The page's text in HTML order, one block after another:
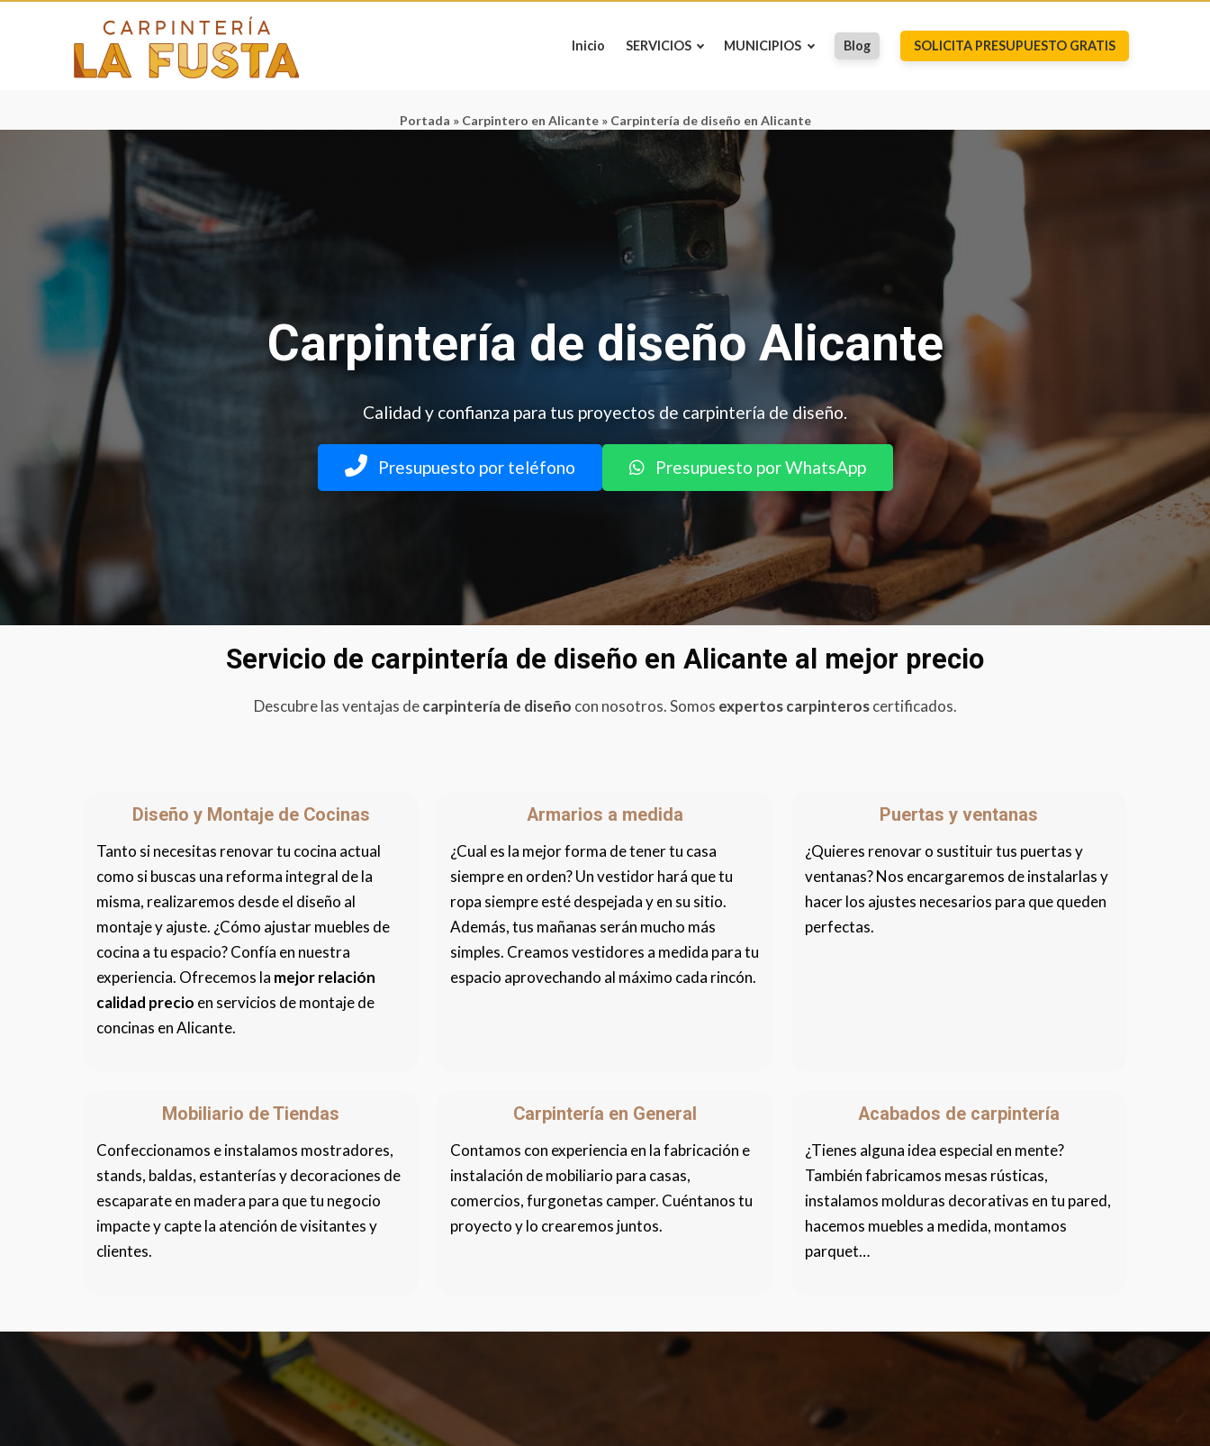
Inicio SERVICIOS MUNICIPIOS Blog SOLICITA PRESUPUESTO GRATIS
Portada » Carpintero en Alicante» Carpintería de diseño en Alicante
Carpintería de diseño Alicante
Calidad y confianza para tus proyectos de carpintería de diseño.
Presupuesto por teléfono Presupuesto por WhatsApp
Servicio de carpintería de diseño en Alicante al mejor precio
Descubre las ventajas decarpintería de diseño con nosotros. Somos expertos carpinteroscertificados.
Diseño y Montaje de Cocinas
Tanto si necesitas renovar tu cocina actual
como si buscas una reforma integral de la
misma, realizaremos desde el diseño al
montaje y ajuste. ¿Cómo ajustar muebles de
cocina a tu espacio? Confía en nuestra
experiencia. Ofrecemos la mejor relación
calidad precio en servicios de montaje de
concinas en Alicante.
Armarios a medida
¿Cual es la mejor forma de tener tu casa
siempre en orden? Un vestidor hará que tu
ropa siempre esté despejada y en su sitio.
Además, tus mañanas serán mucho más
simples. Creamos vestidores a medida para tu
espacio aprovechando al máximo cada rincón.
Puertas y ventanas
¿Quieres renovar o sustituir tus puertas y
ventanas? Nos encargaremos de instalarlas y
hacer los ajustes necesarios para que queden
perfectas.
Mobiliario de Tiendas
Confeccionamos e instalamos mostradores,
stands, baldas, estanterías y decoraciones de
escaparate en madera para que tu negocio
impacte y capte la atención de visitantes y
clientes.
Carpintería en General
Contamos con experiencia en la fabricación e
instalación de mobiliario para casas,
comercios, furgonetas camper. Cuéntanos tu
proyecto y lo crearemos juntos.
Acabados de carpintería
¿Tienes alguna idea especial en mente?
También fabricamos mesas rústicas,
instalamos molduras decorativas en tu pared,
hacemos muebles a medida, montamos
parquet…